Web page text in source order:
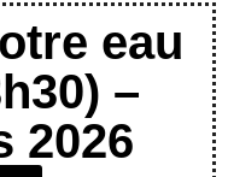
eau
–
2026